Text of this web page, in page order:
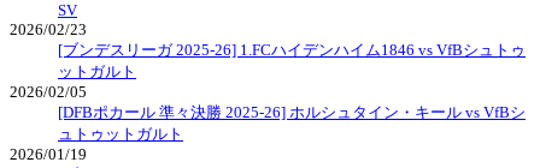
SV
2026/02/23
[ブンデスリーガ 2025-26] 1.FCハイデンハイム1846 vs VfBシュトゥ
ットガルト
2026/02/05
[DFBポカール 準々決勝 2025-26] ホルシュタイン・キール vs VfBシ
ュトゥットガルト
2026/01/19